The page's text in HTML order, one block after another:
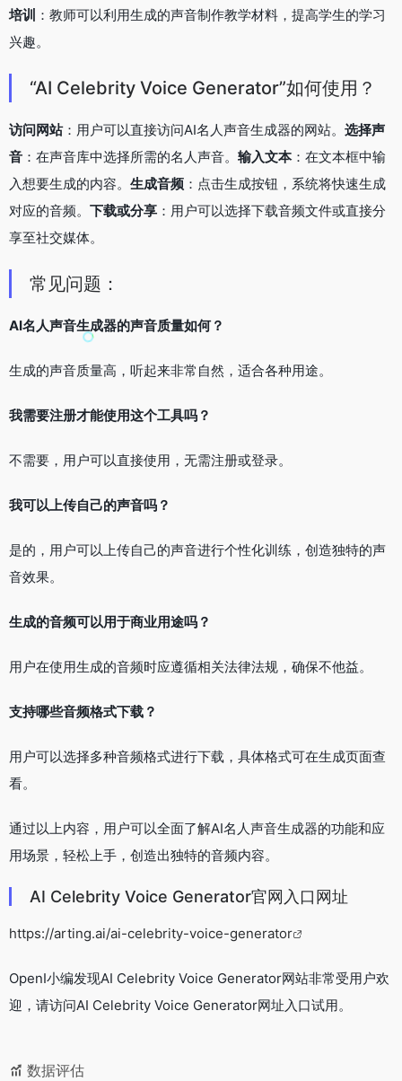
培训 ：教师可以利用生成的声音制作教学材料，提高学生的学习
兴趣。
“AI Celebrity Voice Generator”如何使用？
访问网站：用户可以直接访问AI名人声音生成器的网站。 选择声
音 ：在声音库中选择所需的名人声音。 输入文本：在文本框中输
入想要生成的内容。 生成音频 ：点击生成按钮，系统将快速生成
对应的音频。 下载或分享 ：用户可以选择下载音频文件或直接分
享至社交媒体。
常见问题：
AI名人声音生成器的声音质量如何？
生成的声音质量高，听起来非常自然，适合各种用途。
我需要注册才能使用这个工具吗？
不需要，用户可以直接使用，无需注册或登录。
我可以上传自己的声音吗？
是的，用户可以上传自己的声音进行个性化训练，创造独特的声
音效果。
生成的音频可以用于商业用途吗？
用户在使用生成的音频时应遵循相关法律法规，确保不他益。
支持哪些音频格式下载？
用户可以选择多种音频格式进行下载，具体格式可在生成页面查
看。
通过以上内容，用户可以全面了解AI名人声音生成器的功能和应
用场景，轻松上手，创造出独特的音频内容。
AI Celebrity Voice Generator官网入口网址
https://arting.ai/ai-celebrity-voice-generator
OpenI小编发现AI Celebrity Voice Generator网站非常受用户欢
迎，请访问AI Celebrity Voice Generator网址入口试用。
数据评估